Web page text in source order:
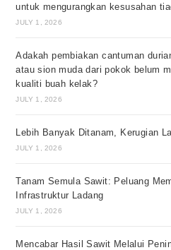
untuk mengurangkan kesusahan
JULY 1, 2026
Adakah pembiakan cantuman
atau sion muda dari pokok belum
kualiti buah kelak?
JULY 1, 2026
Lebih Banyak Ditanam, Kerugian
JULY 1, 2026
Tanam Semula Sawit: Peluang
Infrastruktur Ladang
JULY 1, 2026
Mencabar Hasil Sawit Melalui